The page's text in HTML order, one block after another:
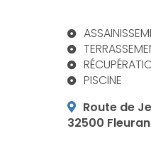
PISCINE
Route de
32500